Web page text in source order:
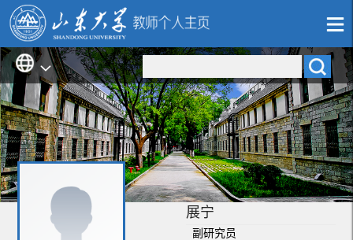
展宁
副研究员